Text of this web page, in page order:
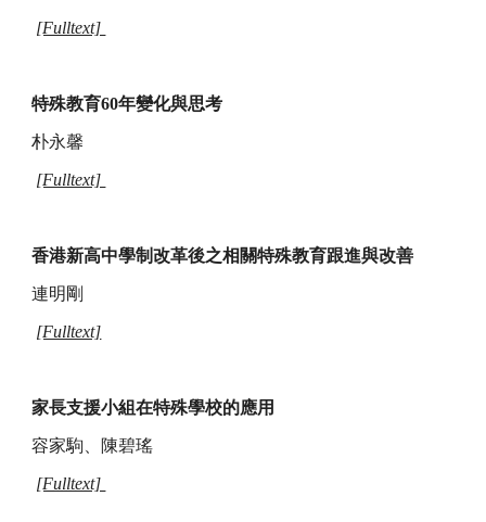
[Fulltext]
特殊教育60年變化與思考
朴永馨
[Fulltext]
香港新高中學制改革後之相關特殊教育跟進與改善
連明剛
[Fulltext]
家長支援小組在特殊學校的應用
容家駒、陳碧瑤
[Fulltext]